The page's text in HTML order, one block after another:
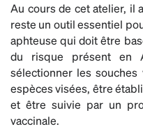
Au cours de cet atelier, il
reste un outil essentiel
aphteuse qui doit être
du risque présent en
sélectionner les souches
espèces visées, être
et être suivie par un
vaccinale.